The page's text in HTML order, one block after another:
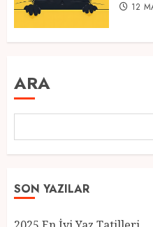
12
ARA
SON YAZILAR